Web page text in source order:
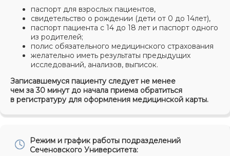
паспорт для взрослых пациентов,
свидетельство о рождении (дети от 0 до 14лет),
паспорт пациента с 14 до 18 лет и паспорт одного
из родителей;
полис обязательного медицинского страхования
желательно иметь результаты предыдущих
исследований, анализов, выписок.
Записавшемуся пациенту следует не менее
чем за 30 минут до начала приема обратиться
в регистратуру для оформления медицинской карты.
Режим и график работы подразделений
Сеченовского Университета: